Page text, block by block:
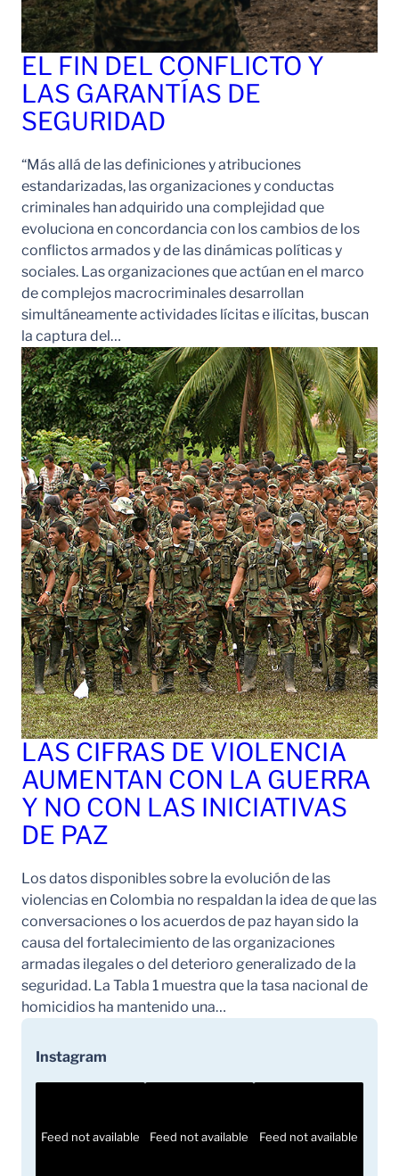
EL FIN DEL CONFLICTO Y
LAS GARANTÍAS DE
SEGURIDAD
“Más allá de las definiciones y atribuciones
estandarizadas, las organizaciones y conductas
criminales han adquirido una complejidad que
evoluciona en concordancia con los cambios de los
conflictos armados y de las dinámicas políticas y
sociales. Las organizaciones que actúan en el marco
de complejos macrocriminales desarrollan
simultáneamente actividades lícitas e ilícitas, buscan
la captura del…
LAS CIFRAS DE VIOLENCIA
AUMENTAN CON LA GUERRA
Y NO CON LAS INICIATIVAS
DE PAZ
Los datos disponibles sobre la evolución de las
violencias en Colombia no respaldan la idea de que las
conversaciones o los acuerdos de paz hayan sido la
causa del fortalecimiento de las organizaciones
armadas ilegales o del deterioro generalizado de la
seguridad. La Tabla 1 muestra que la tasa nacional de
homicidios ha mantenido una…
Instagram
Feed not available Feed not available Feed not available